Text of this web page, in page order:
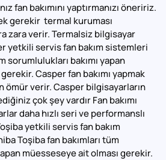
fan bakımını yaptırmanızı öneririz.
gerekir termal kuruması
zara verir. Termalsiz bilgisayar
yetkili servis fan bakım sistemleri
sorumlulukları bakımı yapan
Casper fan bakımı yapmak
ömür verir. Casper bilgisayarların
çok şey vardır Fan bakımı
daha hızlı seri ve performanslı
yetkili servis fan bakım
Toşiba fan bakımları tüm
müesseseye ait olması gerekir.